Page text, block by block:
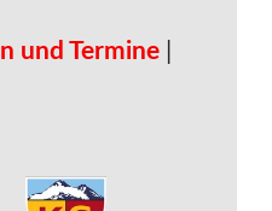
und Termine